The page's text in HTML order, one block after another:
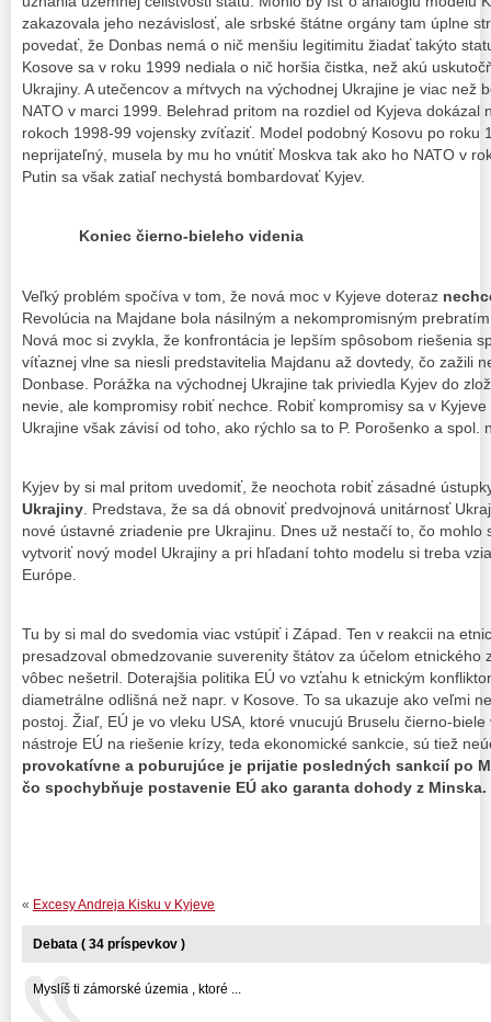
zakazovala jeho nezávislosť, ale srbské štátne orgány tam úplne
povedať, že Donbas nemá o nič menšiu legitimitu žiadať takýto
Kosove sa v roku 1999 nediala o nič horšia čistka, než akú
Ukrajiny. A utečencov a mŕtvych na východnej Ukrajine je viac než
NATO v marci 1999. Belehrad pritom na rozdiel od Kyjeva dokázal
rokoch 1998-99 vojensky zvíťaziť. Model podobný Kosovu po roku
neprijateľný, musela by mu ho vnútiť Moskva tak ako ho NATO v
Putin sa však zatiaľ nechystá bombardovať Kyjev.
Koniec čierno-bieleho videnia
Veľký problém spočíva v tom, že nová moc v Kyjeve doteraz
Revolúcia na Majdane bola násilným a nekompromisným
Nová moc si zvykla, že konfrontácia je lepším spôsobom riešenia
víťaznej vlne sa niesli predstavitelia Majdanu až dovtedy, čo zažili
Donbase. Porážka na východnej Ukrajine tak priviedla Kyjev do
nevie, ale kompromisy robiť nechce. Robiť kompromisy sa v
Ukrajine však závisí od toho, ako rýchlo sa to P. Porošenko a spol.
Kyjev by si mal pritom uvedomiť, že neochota robiť zásadné
Ukrajiny . Predstava, že sa dá obnoviť predvojnová unitárnosť
nové ústavné zriadenie pre Ukrajinu. Dnes už nestačí to, čo mohlo
vytvoriť nový model Ukrajiny a pri hľadaní tohto modelu si treba
Európe.
Tu by si mal do svedomia viac vstúpiť i Západ. Ten v reakcii na
presadzoval obmedzovanie suverenity štátov za účelom etnického
vôbec nešetril. Doterajšia politika EÚ vo vzťahu k etnickým
diametrálne odlišná než napr. v Kosove. To sa ukazuje ako veľmi
postoj. Žiaľ, EÚ je vo vleku USA, ktoré vnucujú Bruselu čierno-
nástroje EÚ na riešenie krízy, teda ekonomické sankcie, sú tiež
provokatívne a poburujúce je prijatie posledných sankcií po
čo spochybňuje postavenie EÚ ako garanta dohody z Minska.
« Excesy Andreja Kisku v Kyjeve
Debata ( 34 príspevkov )
Myslíš ti zámorské územia , ktoré ...